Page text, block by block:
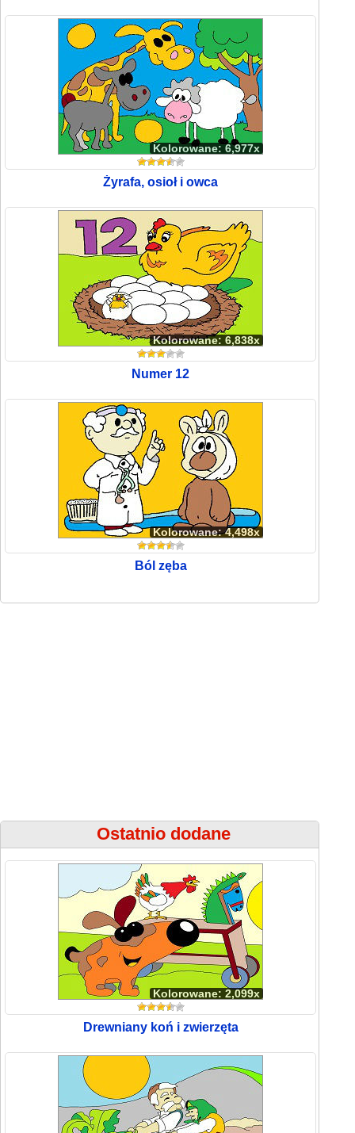
Kolorowane: 6,977x
Żyrafa, osioł i owca
Kolorowane: 6,838x
Numer 12
Kolorowane: 4,498x
Ból zęba
Ostatnio dodane
Kolorowane: 2,099x
Drewniany koń i zwierzęta